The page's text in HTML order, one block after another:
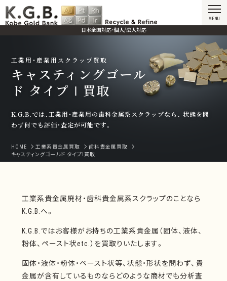
日本全国対応・個人/法人対応
MENU
工業用・産業用スクラップ買取
キャスティングゴール
ド タイプⅠ買取
K.G.B.では、工業用・産業用の歯科金属系スクラップなら、 状態を問
わず何でも評価・査定が可能です。
HOME 工業系貴金属買取
歯科貴金属買取
キャスティングゴールド タイプⅠ買取
工業系貴金属廃材・歯科貴金属系スクラップのことなら
K.G.B.へ。
K.G.B.ではお客様がお持ちの工業系貴金属（固体、液体、
粉体、ペースト状etc.）を買取りいたします。
固体・液体・粉体・ペースト状等、状態・形状を問わず、貴
金属が含有しているものならどのような商材でも分析査